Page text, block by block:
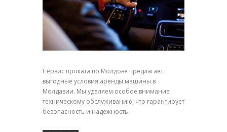
Сервис проката по Молдове предлагает
выгодные условия аренды машины в
Молдавии. Мы уделяем особое внимание
техническому обслуживанию, что гарантирует
безопасность и надежность.